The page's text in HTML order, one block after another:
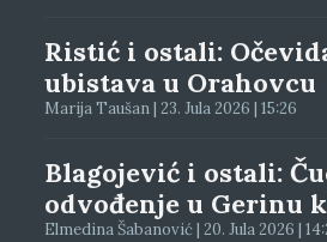
Ristić i ostali:
ubistava u Orahovcu
Marija Taušan | 23. Jula 2026 | 15:26
Blagojević i ostali:
odvođenje u Gerinu
Elmedina Šabanović | 20. Jula 2026 |